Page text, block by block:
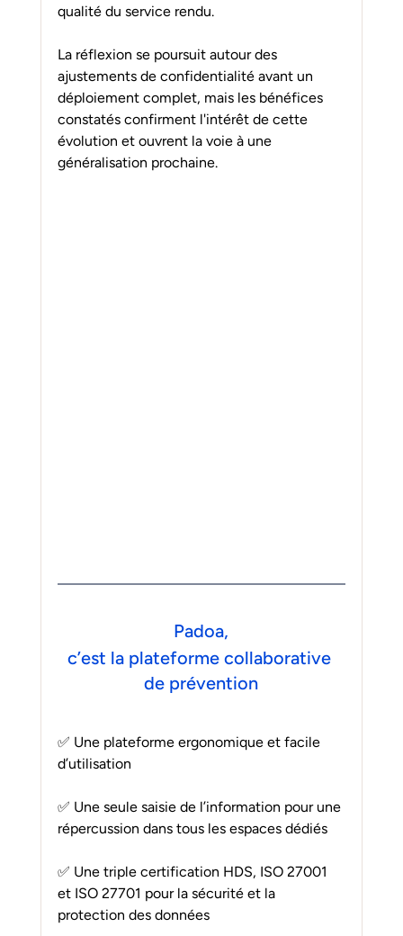
qualité du service rendu.
La réflexion se poursuit autour des
ajustements de confidentialité avant un
déploiement complet, mais les bénéfices
constatés confirment l'intérêt de cette
évolution et ouvrent la voie à une
généralisation prochaine.
Padoa,
c’est la plateforme collaborative
de prévention
✅ Une plateforme ergonomique et facile
d’utilisation
✅ Une seule saisie de l’information pour une
répercussion dans tous les espaces dédiés
✅ Une triple certification HDS, ISO 27001
et ISO 27701 pour la sécurité et la
protection des données